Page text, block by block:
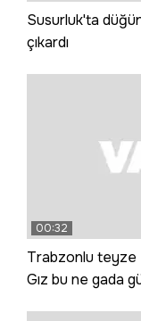
Susurluk'ta
çıkardı
00:32
Trabzonlu teyze
Gız bu ne gada